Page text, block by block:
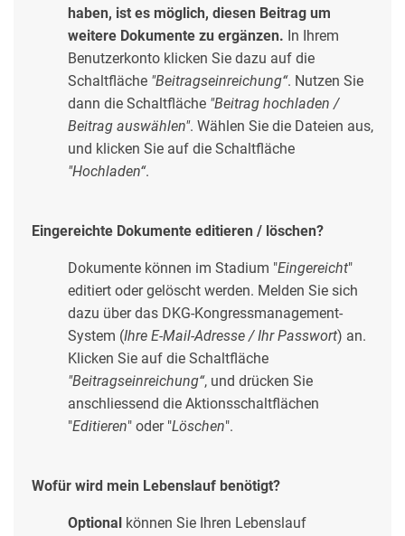
haben, ist es möglich, diesen Beitrag um
weitere Dokumente zu ergänzen. In Ihrem
Benutzerkonto klicken Sie dazu auf die
Schaltfläche "Beitragseinreichung“. Nutzen Sie
dann die Schaltfläche "Beitrag hochladen /
Beitrag auswählen". Wählen Sie die Dateien aus,
und klicken Sie auf die Schaltfläche
"Hochladen“.
Eingereichte Dokumente editieren / löschen?
Dokumente können im Stadium "Eingereicht"
editiert oder gelöscht werden. Melden Sie sich
dazu über das DKG-Kongressmanagement-
System (Ihre E-Mail-Adresse / Ihr Passwort) an.
Klicken Sie auf die Schaltfläche
"Beitragseinreichung“, und drücken Sie
anschliessend die Aktionsschaltflächen
"Editieren" oder "Löschen".
Wofür wird mein Lebenslauf benötigt?
Optional können Sie Ihren Lebenslauf